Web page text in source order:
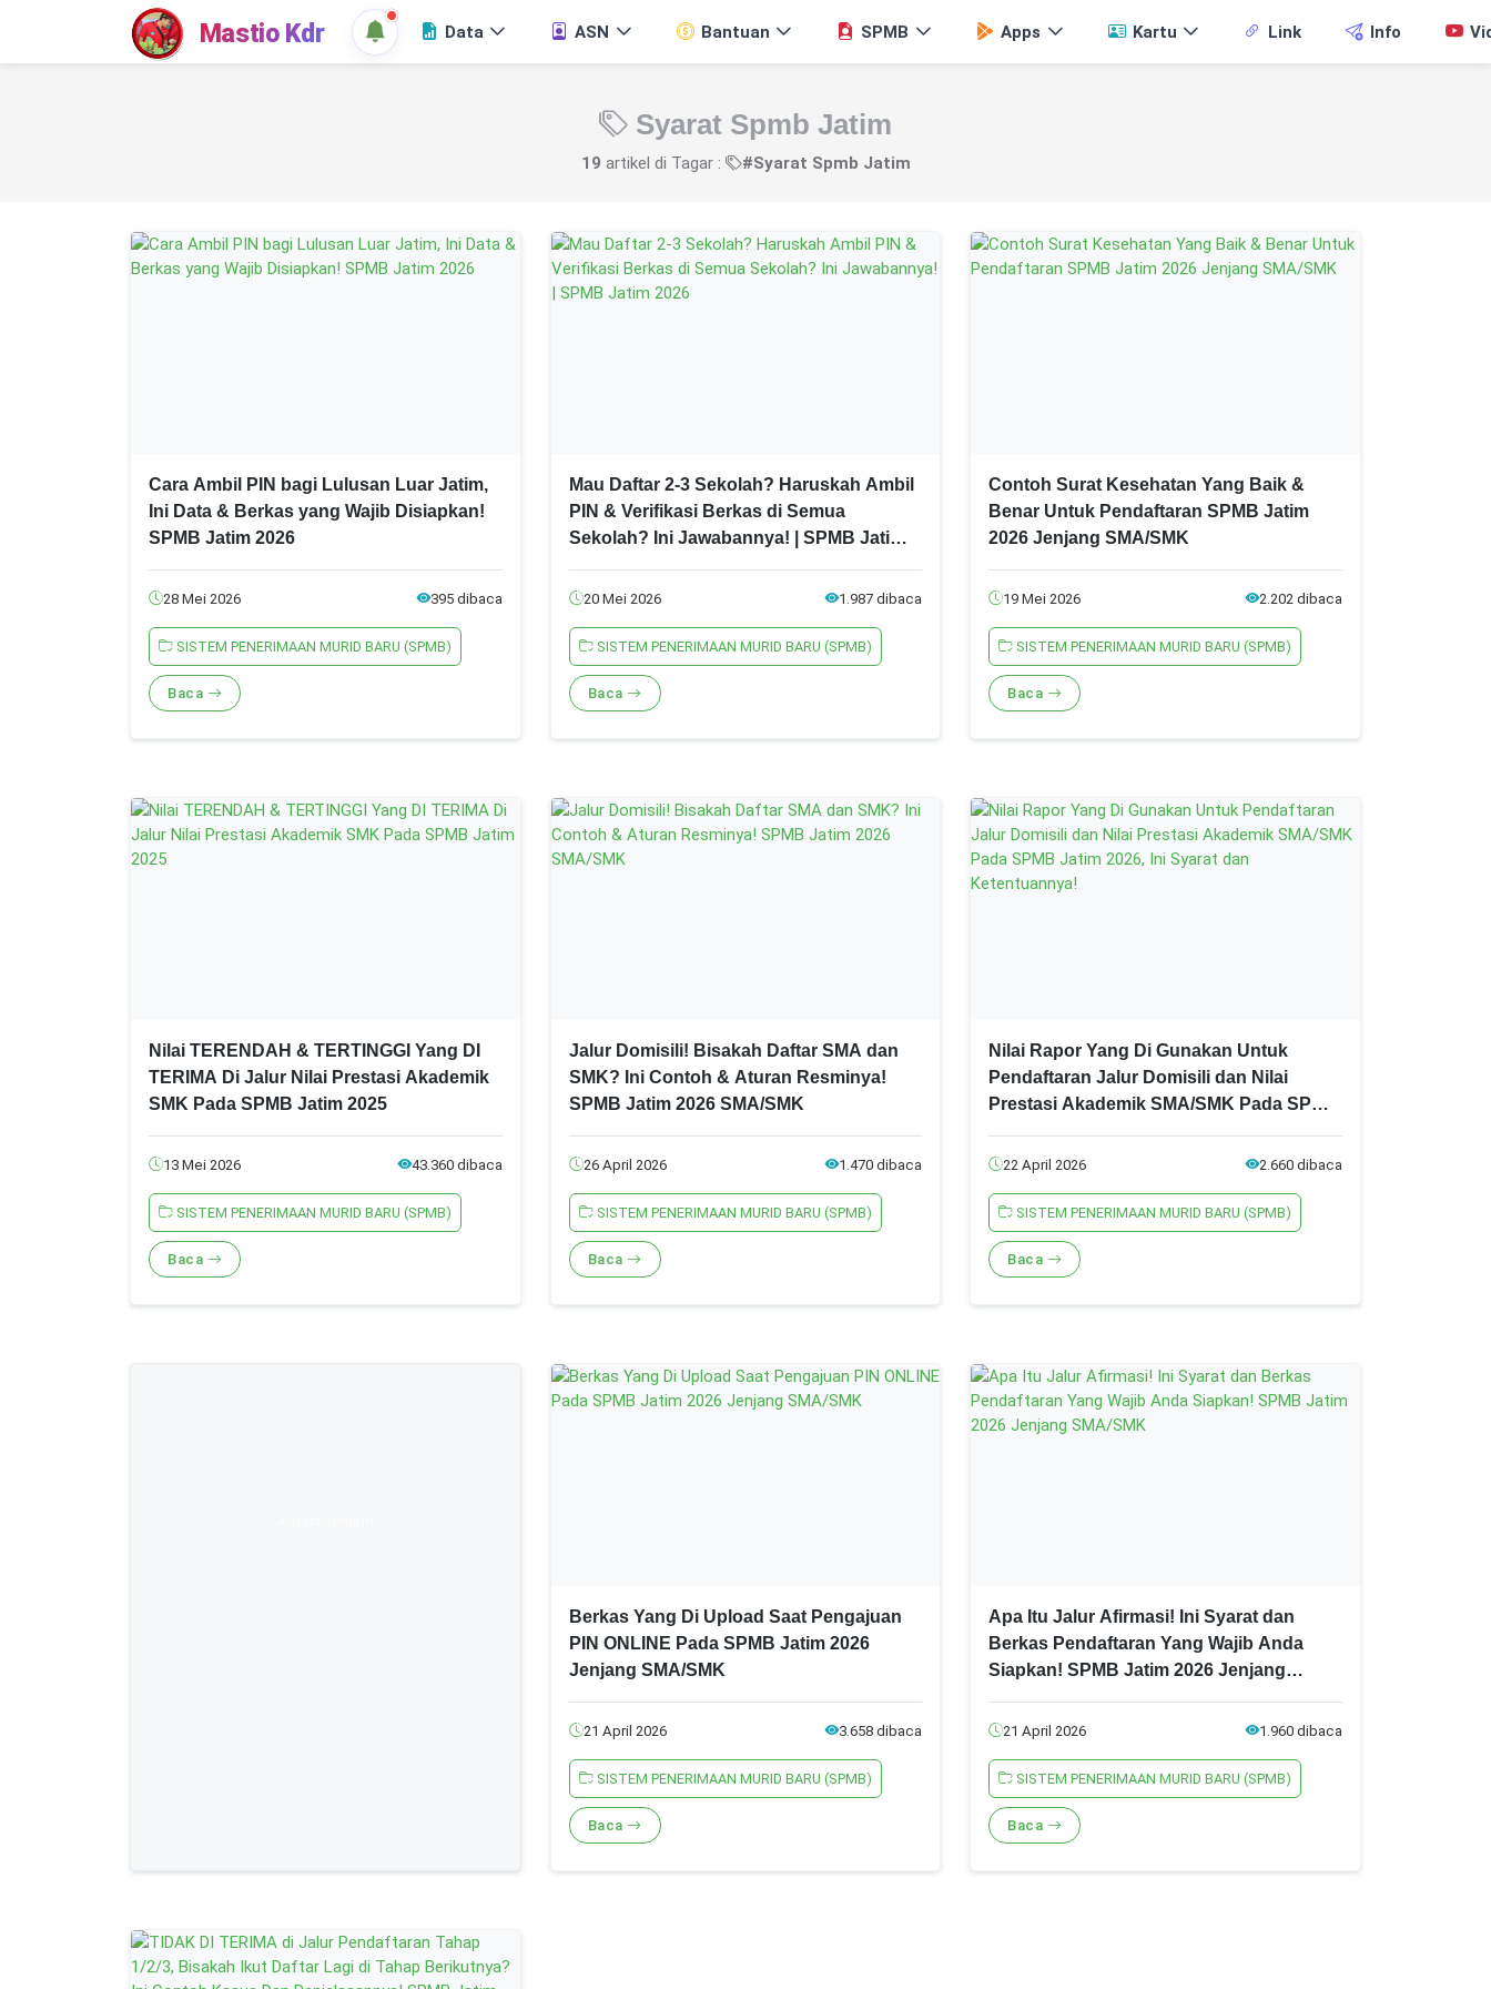
Mastio Kdr Data ASN Bantuan SPMB Apps Kartu Link Info
Syarat Spmb Jatim
19 artikel di Tagar : #Syarat Spmb Jatim
Cara Ambil PIN bagi Lulusan Luar Jatim,
Ini Data & Berkas yang Wajib Disiapkan!
SPMB Jatim 2026
28 Mei 2026 395 dibaca
SISTEM PENERIMAAN MURID BARU (SPMB)
Baca
Mau Daftar 2-3 Sekolah? Haruskah Ambil
PIN & Verifikasi Berkas di Semua
Sekolah? Ini Jawabannya! | SPMB Jatim
20 Mei 2026 1.987 dibaca
SISTEM PENERIMAAN MURID BARU (SPMB)
Baca
Contoh Surat Kesehatan Yang Baik &
Benar Untuk Pendaftaran SPMB Jatim
2026 Jenjang SMA/SMK
19 Mei 2026 2.202 dibaca
SISTEM PENERIMAAN MURID BARU (SPMB)
Baca
Nilai TERENDAH & TERTINGGI Yang DI
TERIMA Di Jalur Nilai Prestasi Akademik
SMK Pada SPMB Jatim 2025
13 Mei 2026 43.360 dibaca
SISTEM PENERIMAAN MURID BARU (SPMB)
Baca
Jalur Domisili! Bisakah Daftar SMA dan
SMK? Ini Contoh & Aturan Resminya!
SPMB Jatim 2026 SMA/SMK
26 April 2026 1.470 dibaca
SISTEM PENERIMAAN MURID BARU (SPMB)
Baca
Nilai Rapor Yang Di Gunakan Untuk
Pendaftaran Jalur Domisili dan Nilai
Prestasi Akademik SMA/SMK Pada SPMB
22 April 2026 2.660 dibaca
SISTEM PENERIMAAN MURID BARU (SPMB)
Baca
Berkas Yang Di Upload Saat Pengajuan
PIN ONLINE Pada SPMB Jatim 2026
Jenjang SMA/SMK
21 April 2026 3.658 dibaca
SISTEM PENERIMAAN MURID BARU (SPMB)
Baca
Apa Itu Jalur Afirmasi! Ini Syarat dan
Berkas Pendaftaran Yang Wajib Anda
Siapkan! SPMB Jatim 2026 Jenjang
21 April 2026 1.960 dibaca
SISTEM PENERIMAAN MURID BARU (SPMB)
Baca